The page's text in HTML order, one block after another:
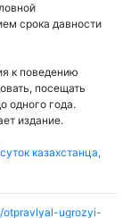
срока давности
к поведению
посещать
одного года.
издание.
казахстанца,
otpravlyal-ugrozyi-